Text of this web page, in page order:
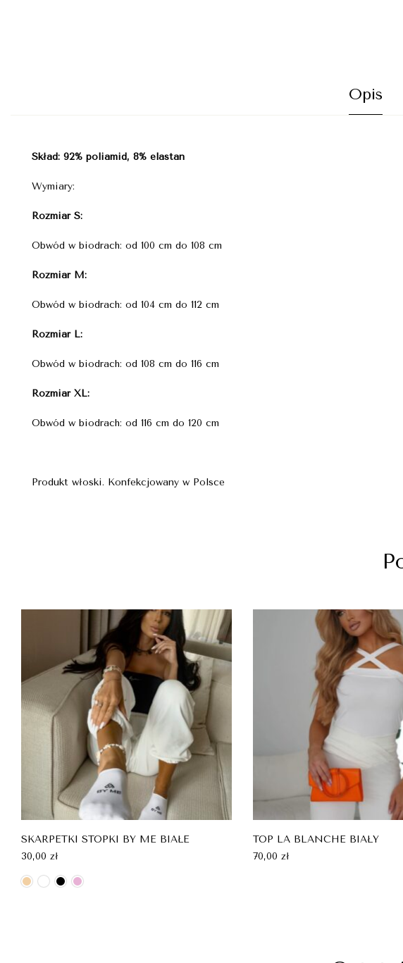
Opis
Skład: 92% poliamid, 8% elastan
Wymiary:
Rozmiar S:
Obwód w biodrach: od 100 cm do 108 cm
Rozmiar M:
Obwód w biodrach: od 104 cm do 112 cm
Rozmiar L:
Obwód w biodrach: od 108 cm do 116 cm
Rozmiar XL:
Obwód w biodrach: od 116 cm do 120 cm
Produkt włoski. Konfekcjowany w Polsce
SKARPETKI STOPKI BY ME BIAŁE
30,00 zł
TOP LA BLANCHE BIAŁY
70,00 zł